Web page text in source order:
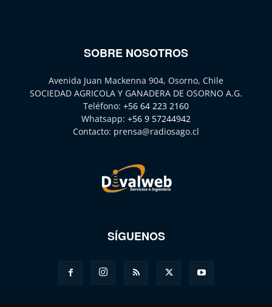
SOBRE NOSOTROS
Avenida Juan Mackenna 904, Osorno, Chile
SOCIEDAD AGRICOLA Y GANADERA DE OSORNO A.G.
Teléfono: +56 64 223 2160
Whatsapp: +56 9 57244942
Contacto: prensa@radiosago.cl
SÍGUENOS